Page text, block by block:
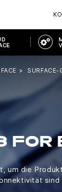
SURFACE-
FOR
um die